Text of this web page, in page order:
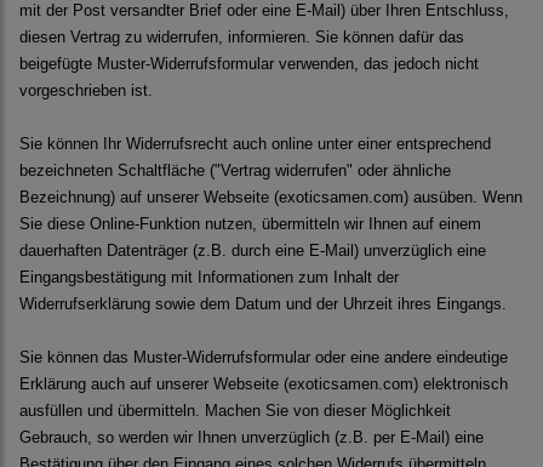
mit der Post versandter Brief oder eine E-Mail) über Ihren Entschluss,
diesen Vertrag zu widerrufen, informieren. Sie können dafür das
beigefügte Muster-Widerrufsformular verwenden, das jedoch nicht
vorgeschrieben ist.
Sie können Ihr Widerrufsrecht auch online unter einer entsprechend
bezeichneten Schaltfläche ("Vertrag widerrufen" oder ähnliche
Bezeichnung) auf unserer Webseite (exoticsamen.com) ausüben. Wenn
Sie diese Online-Funktion nutzen, übermitteln wir Ihnen auf einem
dauerhaften Datenträger (z.B. durch eine E-Mail) unverzüglich eine
Eingangsbestätigung mit Informationen zum Inhalt der
Widerrufserklärung sowie dem Datum und der Uhrzeit ihres Eingangs.
Sie können das Muster-Widerrufsformular oder eine andere eindeutige
Erklärung auch auf unserer Webseite (exoticsamen.com) elektronisch
ausfüllen und übermitteln. Machen Sie von dieser Möglichkeit
Gebrauch, so werden wir Ihnen unverzüglich (z.B. per E-Mail) eine